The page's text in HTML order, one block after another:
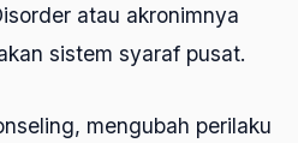
atau akronimnya
sistem syaraf pusat.
mengubah perilaku